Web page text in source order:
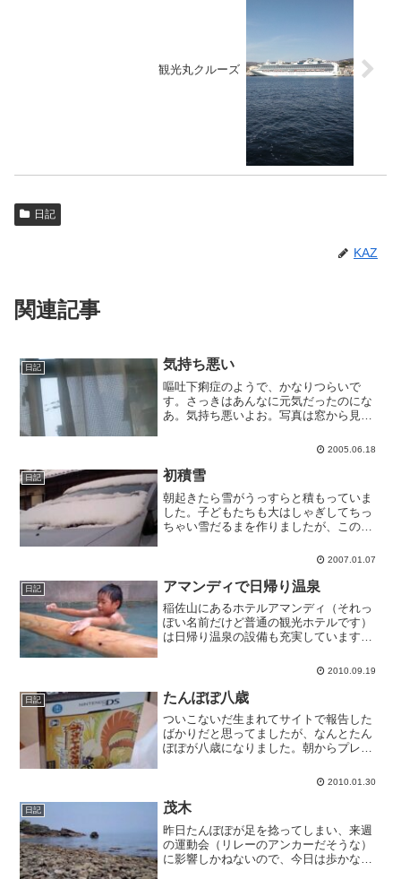
観光丸クルーズ
日記
KAZ
関連記事
日記 気持ち悪い
嘔吐下痢症のようで、かなりつらいで
す。さっきはあんなに元気だったのにな
あ。気持ち悪いよお。写真は窓から見え
2005.06.18
日記 初積雪
朝起きたら雪がうっすらと積もっていま
した。子どもたちも大はしゃぎしてちっ
ちゃい雪だるまを作りましたが、この時
2007.01.07
日記 アマンディで日帰り温泉
稲佐山にあるホテルアマンディ（それっ
ぽい名前だけど普通の観光ホテルです）
は日帰り温泉の設備も充実しています。
（妻とたんぽぽはお風呂嫌いなのです）
お年を召した方がほとんどで...
2010.09.19
日記 たんぽぽ八歳
ついこないだ生まれてサイトで報告した
ばかりだと思ってましたが、なんとたん
ぽぽが八歳になりました。朝からプレゼ
まごっちの本とたくさんのシールを買い
ィーを開いて祝ってくれて...
2010.01.30
日記 茂木
昨日たんぽぽが足を捻ってしまい、来週
の運動会（リレーのアンカーだそうな）
に影響しかねないので、今日は歩かない